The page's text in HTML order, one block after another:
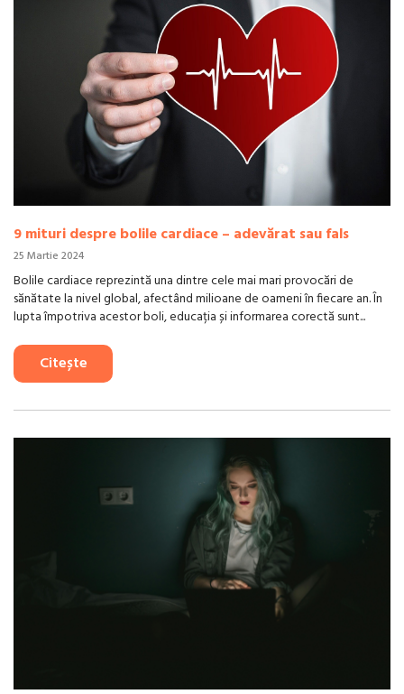
9 mituri despre bolile cardiace – adevărat sau fals
25 Martie 2024
Bolile cardiace reprezintă una dintre cele mai mari provocări de
sănătate la nivel global, afectând milioane de oameni în fiecare an. În
lupta împotriva acestor boli, educația și informarea corectă sunt...
Citește